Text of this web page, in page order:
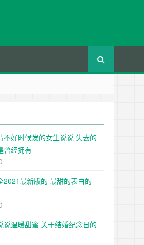
不好时候发的女生说说 失去的
曾经拥有
2021最新版的 最甜的表白的
说温暖甜蜜 关于结婚纪念日的